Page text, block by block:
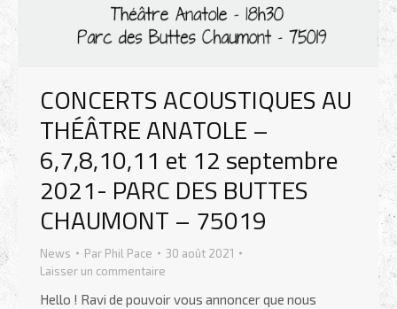
CONCERTS ACOUSTIQUES AU
THÉÂTRE ANATOLE –
6,7,8,10,11 et 12 septembre
2021- PARC DES BUTTES
CHAUMONT – 75019
News Par Phil Pace
30 août 2021
Laisser un commentaire
Hello ! Ravi de pouvoir vous annoncer que nous